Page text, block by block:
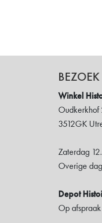
Winkel
Oudkerkhof
3512GK
Zaterdag
Overige
Depot
Op